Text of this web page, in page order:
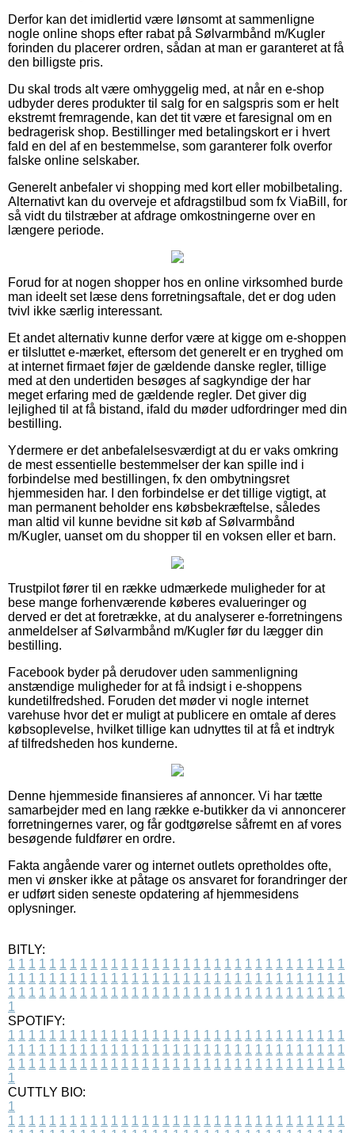
Derfor kan det imidlertid være lønsomt at sammenligne
nogle online shops efter rabat på Sølvarmbånd m/Kugler
forinden du placerer ordren, sådan at man er garanteret at få
den billigste pris.
Du skal trods alt være omhyggelig med, at når en e-shop
udbyder deres produkter til salg for en salgspris som er helt
ekstremt fremragende, kan det tit være et faresignal om en
bedragerisk shop. Bestillinger med betalingskort er i hvert
fald en del af en bestemmelse, som garanterer folk overfor
falske online selskaber.
Generelt anbefaler vi shopping med kort eller mobilbetaling.
Alternativt kan du overveje et afdragstilbud som fx ViaBill, for
så vidt du tilstræber at afdrage omkostningerne over en
længere periode.
Forud for at nogen shopper hos en online virksomhed burde
man ideelt set læse dens forretningsaftale, det er dog uden
tvivl ikke særlig interessant.
Et andet alternativ kunne derfor være at kigge om e-shoppen
er tilsluttet e-mærket, eftersom det generelt er en tryghed om
at internet firmaet føjer de gældende danske regler, tillige
med at den undertiden besøges af sagkyndige der har
meget erfaring med de gældende regler. Det giver dig
lejlighed til at få bistand, ifald du møder udfordringer med din
bestilling.
Ydermere er det anbefalelsesværdigt at du er vaks omkring
de mest essentielle bestemmelser der kan spille ind i
forbindelse med bestillingen, fx den ombytningsret
hjemmesiden har. I den forbindelse er det tillige vigtigt, at
man permanent beholder ens købsbekræftelse, således
man altid vil kunne bevidne sit køb af Sølvarmbånd
m/Kugler, uanset om du shopper til en voksen eller et barn.
Trustpilot fører til en række udmærkede muligheder for at
bese mange forhenværende køberes evalueringer og
derved er det at foretrække, at du analyserer e-forretningens
anmeldelser af Sølvarmbånd m/Kugler før du lægger din
bestilling.
Facebook byder på derudover uden sammenligning
anstændige muligheder for at få indsigt i e-shoppens
kundetilfredshed. Foruden det møder vi nogle internet
varehuse hvor det er muligt at publicere en omtale af deres
købsoplevelse, hvilket tillige kan udnyttes til at få et indtryk
af tilfredsheden hos kunderne.
Denne hjemmeside finansieres af annoncer. Vi har tætte
samarbejder med en lang række e-butikker da vi annoncerer
forretningernes varer, og får godtgørelse såfremt en af vores
besøgende fuldfører en ordre.
Fakta angående varer og internet outlets opretholdes ofte,
men vi ønsker ikke at påtage os ansvaret for forandringer der
er udført siden seneste opdatering af hjemmesidens
oplysninger.
BITLY:
1 1 1 1 1 1 1 1 1 1 1 1 1 1 1 1 1 1 1 1 1 1 1 1 1 1 1 1 1 1 1 1 1
1 1 1 1 1 1 1 1 1 1 1 1 1 1 1 1 1 1 1 1 1 1 1 1 1 1 1 1 1 1 1 1 1
1 1 1 1 1 1 1 1 1 1 1 1 1 1 1 1 1 1 1 1 1 1 1 1 1 1 1 1 1 1 1 1 1
1
SPOTIFY:
1 1 1 1 1 1 1 1 1 1 1 1 1 1 1 1 1 1 1 1 1 1 1 1 1 1 1 1 1 1 1 1 1
1 1 1 1 1 1 1 1 1 1 1 1 1 1 1 1 1 1 1 1 1 1 1 1 1 1 1 1 1 1 1 1 1
1 1 1 1 1 1 1 1 1 1 1 1 1 1 1 1 1 1 1 1 1 1 1 1 1 1 1 1 1 1 1 1 1
1
CUTTLY BIO:
1
1 1 1 1 1 1 1 1 1 1 1 1 1 1 1 1 1 1 1 1 1 1 1 1 1 1 1 1 1 1 1 1 1